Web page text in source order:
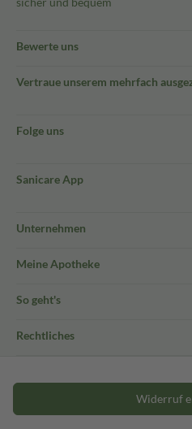
Bewerte uns
Vertraue unserem mehrfach
Folge uns
Sanicare App
Unternehmen
Meine Apotheke
So geht's
Rechtliches
Widerruf